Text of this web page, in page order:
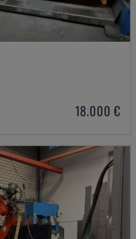
18.000 €